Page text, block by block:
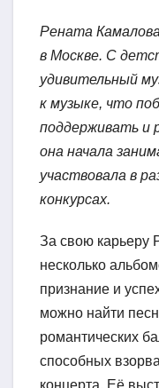
Рената
в Москве. С
удивительный
к музыке, что
поддерживать и
она начала
участвовала в
конкурсах.
За свою карьеру
несколько
признание и
можно найти
романтических
способных